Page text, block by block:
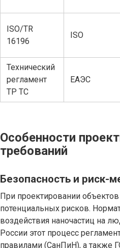
ISO/TR
16196
ISO
Технический
регламент
ТР ТС
ЕАЭС
Особенности
требований
Безопасность и риск-
При проектировании
потенциальных рисков.
воздействия наночастиц на
России этот процесс
правилами (СанПиН), а также